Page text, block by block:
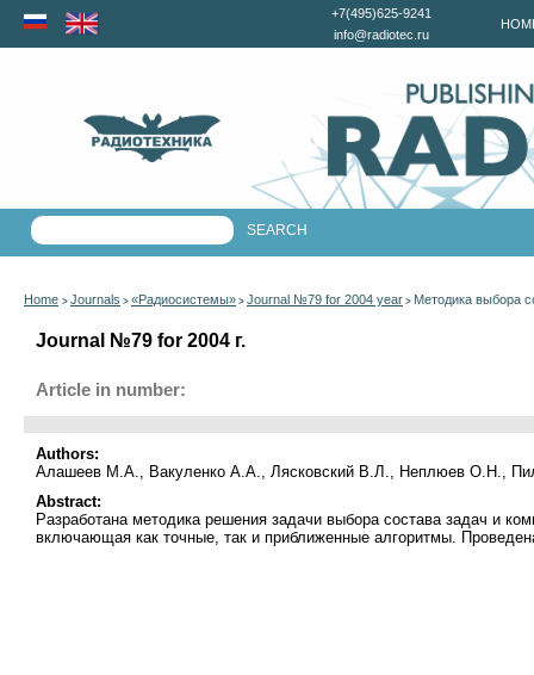
+7(495)625-9241
info@radiotec.ru
Home > Journals > «Радиосистемы» > Journal №79 for 2004 year > Методика выбора
Journal №79 for 2004 г.
Article in number:
Authors:
Алашеев М.А., Вакуленко А.А., Лясковский В.Л., Неплюев О.Н.,
Abstract:
Разработана методика решения задачи выбора состава задач и
включающая как точные, так и приближенные алгоритмы.